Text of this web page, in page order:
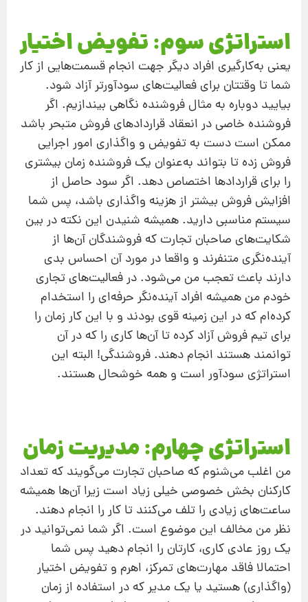
استراتژی سوم: تفویض اختیار
یعنی به‌کارگیری افراد دیگر جهت انجام قسمت‌هایی از کار
شما تا وقتتان برای فعالیت‌های سودآورتر آزاد شود.
بیایید دوباره به مثال فروشنده نگاهی بیندازیم. اگر
فروشنده خاصی در انعقاد قراردادهای فروش متبحر باشد
ممکن است دست به تفویض و واگذاری امور اجرایی
فروش زده تا بتواند به‌عنوان یک فروشنده زمان بیشتری
را برای قراردادها اختصاص دهد. اگر سود حاصل از
افزایش فروش بیشتر از هزینه واگذاری باشد، پس شما
سیستم مناسبی دارید. همیشه شنیدن این نکته در بین
شکایت‌های صاحبان تجارت که فروشندگان آن‌ها از
آینده‌نگری متنفرند و واقعا در مورد آن احساس بدی
دارند باعث تعجب من می‌شود. در فعالیت‌های تجاری
خودم من همیشه افراد آینده‌نگر حرفه‌ای را استخدام
کرده‌ام که در این زمینه قوی بودند و با این کار زمان را
برای تیم فروش آزاد کرده تا آن‌ها کاری را که در آن
توانمند هستند انجام دهند. فروشندگی! البته این
استراتژی سودآور است و همه خوشحال هستند.
استراتژی چهارم: مدیریت زمان
من اغلب می‌شنوم که صاحبان تجارت می‌گویند که تعداد
کارکنان بخش خصوصی خیلی زیاد است زیرا آن‌ها همیشه
ساعت‌های زیادی را تلف می‌کنند تا کار را انجام دهند.
نظر من مخالف این موضوع است. اگر شما نمی‌توانید در
یک روز عادی کاری، کارتان را انجام دهید پس شما
احتمالا فاقد مهارت‌های تمرکز، اهرم و تفویض اختیار
(واگذاری) هستید یا یک مدیر که در استفاده از زمان